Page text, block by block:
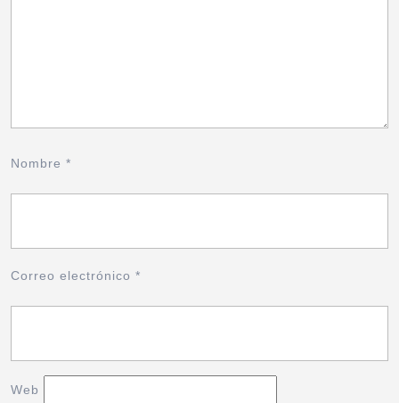
Nombre *
Correo electrónico *
Web